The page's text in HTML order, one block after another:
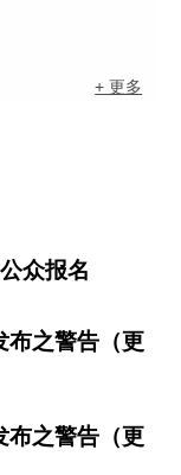
+ 更多
众报名
布之警告（更
布之警告（更